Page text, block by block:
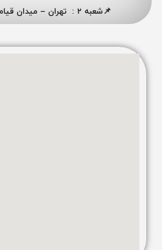
📌شعبه ۲ : تهران – میدان قیام – جنب پل ری – پلاک ۴۱۹